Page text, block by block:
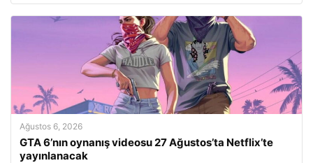
Ağustos 6, 2026
GTA 6’nın oynanış videosu 27 Ağustos’ta Netflix’te
yayınlanacak